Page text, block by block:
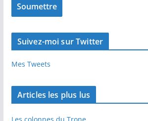
Suivez-moi sur Twitter
Mes Tweets
Articles les plus lus